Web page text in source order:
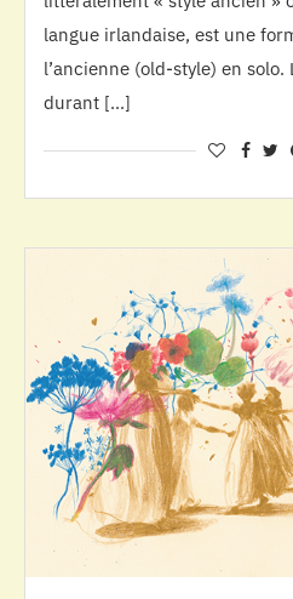
langue irlandaise, est une
l’ancienne (old-style) en
durant […]